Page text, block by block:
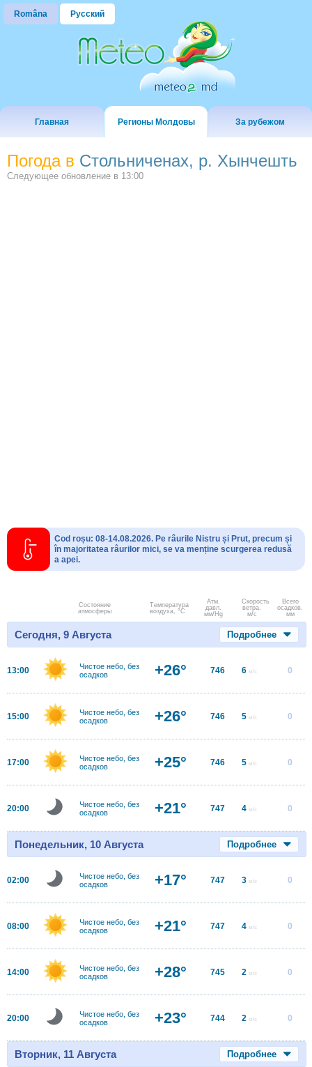
Româna Русский
Главная Регионы Молдовы За рубежом
Погода в Стольниченах, р. Хынчешть
Следующее обновление в 13:00
Cod roșu: 08-14.08.2026. Pe râurile Nistru și Prut, precum și
în majoritatea râurilor mici, se va menține scurgerea redusă
a apei.
Состояние
атмосферы
Температура
воздуха, °C
Атм.
давл.
мм/Hg
Скорость
ветра.
м/с
Всего
осадков,
мм
Сегодня, 9 Августа Подробнее
13:00
Чистое небо, без
осадков
+26° 746 6 м/с 0
15:00
Чистое небо, без
осадков
+26° 746 5 м/с 0
17:00
Чистое небо, без
осадков
+25° 746 5 м/с 0
20:00
Чистое небо, без
осадков
+21° 747 4 м/с 0
Понедельник, 10 Августа Подробнее
02:00
Чистое небо, без
осадков
+17° 747 3 м/с 0
08:00
Чистое небо, без
осадков
+21° 747 4 м/с 0
14:00
Чистое небо, без
осадков
+28° 745 2 м/с 0
20:00
Чистое небо, без
осадков
+23° 744 2 м/с 0
Вторник, 11 Августа Подробнее